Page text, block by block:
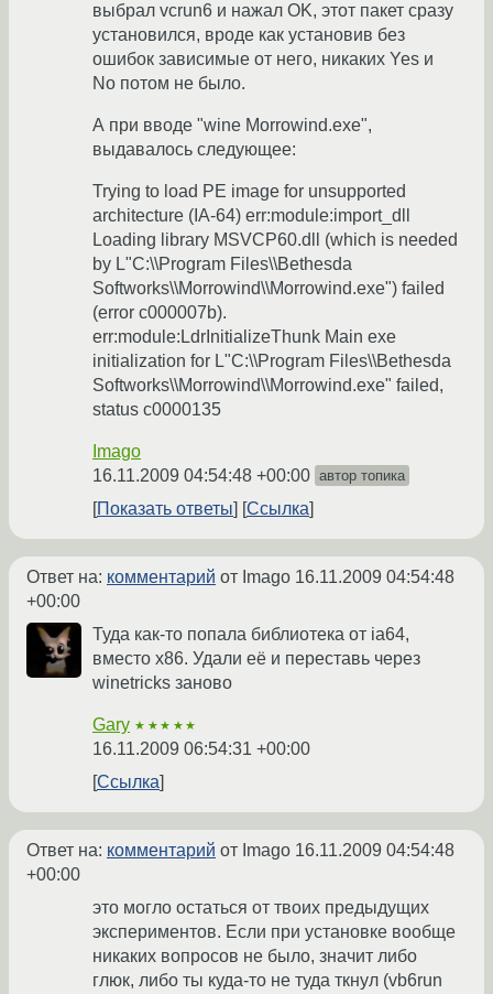
выбрал vcrun6 и нажал OK, этот пакет сразу
установился, вроде как установив без
ошибок зависимые от него, никаких Yes и
No потом не было.
А при вводе "wine Morrowind.exe",
выдавалось следующее:
Trying to load PE image for unsupported
architecture (IA-64) err:module:import_dll
Loading library MSVCP60.dll (which is needed
by L"C:\\Program Files\\Bethesda
Softworks\\Morrowind\\Morrowind.exe") failed
(error c000007b).
err:module:LdrInitializeThunk Main exe
initialization for L"C:\\Program Files\\Bethesda
Softworks\\Morrowind\\Morrowind.exe" failed,
status c0000135
Imago
16.11.2009 04:54:48 +00:00 автор топика
Показать ответы Ссылка
Ответ на: комментарий от Imago 16.11.2009 04:54:48
+00:00
Туда как-то попала библиотека от ia64,
вместо x86. Удали её и переставь через
winetricks заново
Gary ★★★★★
16.11.2009 06:54:31 +00:00
Ссылка
Ответ на: комментарий от Imago 16.11.2009 04:54:48
+00:00
это могло остаться от твоих предыдущих
экспериментов. Если при установке вообще
никаких вопросов не было, значит либо
глюк, либо ты куда-то не туда ткнул (vb6run